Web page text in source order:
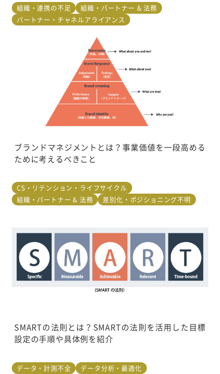
組織・連携の不足
組織・パートナー & 法務
パートナー・チャネルアライアンス
ブランドマネジメントとは？事業価値を一段高める
ために考えるべきこと
CS・リテンション・ライフサイクル
組織・パートナー & 法務
差別化・ポジショニング不明
SMARTの法則とは？SMARTの法則を活用した目標
設定の手順や具体例を紹介
データ・計測不全
データ分析・最適化